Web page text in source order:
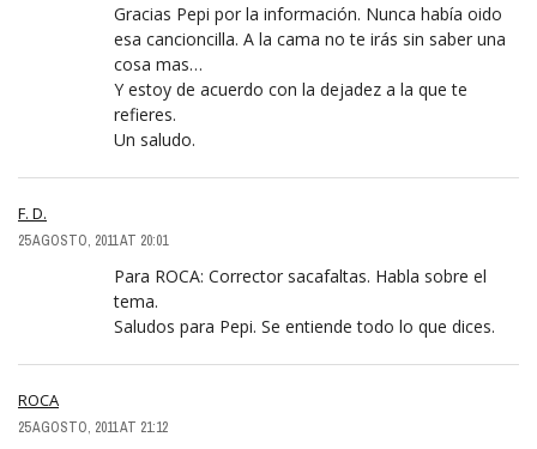
Gracias Pepi por la información. Nunca había oido
esa cancioncilla. A la cama no te irás sin saber una
cosa mas…
Y estoy de acuerdo con la dejadez a la que te
refieres.
Un saludo.
F. D.
25 AGOSTO, 2011 AT 20:01
Para ROCA: Corrector sacafaltas. Habla sobre el
tema.
Saludos para Pepi. Se entiende todo lo que dices.
ROCA
25 AGOSTO, 2011 AT 21:12